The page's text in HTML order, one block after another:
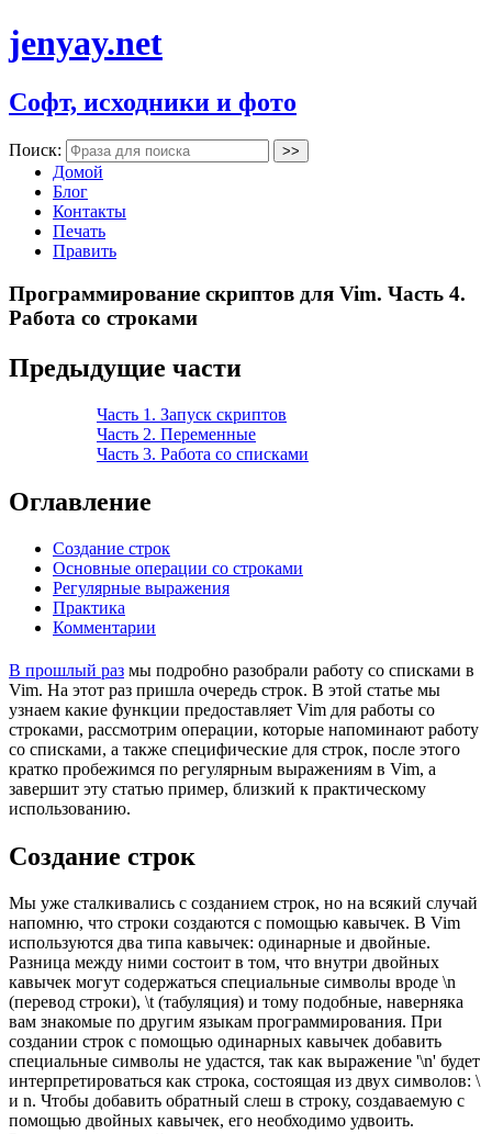
jenyay.net
Софт, исходники и фото
Поиск:
Домой
Блог
Контакты
Печать
Править
Программирование скриптов для Vim. Часть 4.
Работа со строками
Предыдущие части
Часть 1. Запуск скриптов
Часть 2. Переменные
Часть 3. Работа со списками
Оглавление
Создание строк
Основные операции со строками
Регулярные выражения
Практика
Комментарии
В прошлый раз мы подробно разобрали работу со списками в
Vim. На этот раз пришла очередь строк. В этой статье мы
узнаем какие функции предоставляет Vim для работы со
строками, рассмотрим операции, которые напоминают работу
со списками, а также специфические для строк, после этого
кратко пробежимся по регулярным выражениям в Vim, а
завершит эту статью пример, близкий к практическому
использованию.
Создание строк
Мы уже сталкивались с созданием строк, но на всякий случай
напомню, что строки создаются с помощью кавычек. В Vim
используются два типа кавычек: одинарные и двойные.
Разница между ними состоит в том, что внутри двойных
кавычек могут содержаться специальные символы вроде \n
(перевод строки), \t (табуляция) и тому подобные, наверняка
вам знакомые по другим языкам программирования. При
создании строк с помощью одинарных кавычек добавить
специальные символы не удастся, так как выражение '\n' будет
интерпретироваться как строка, состоящая из двух символов: \
и n. Чтобы добавить обратный слеш в строку, создаваемую с
помощью двойных кавычек, его необходимо удвоить.